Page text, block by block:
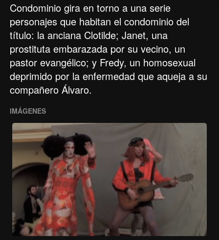
Condominio gira en torno a una serie
personajes que habitan el condominio del
título: la anciana Clotilde; Janet, una
prostituta embarazada por su vecino, un
pastor evangélico; y Fredy, un homosexual
deprimido por la enfermedad que aqueja a su
compañero Álvaro.
IMÁGENES